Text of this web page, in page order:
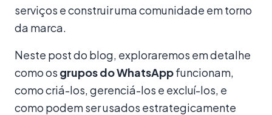
serviços e construir uma comunidade em torno
da marca.
Neste post do blog, exploraremos em detalhe
como os grupos do WhatsAppfuncionam,
como criá-los, gerenciá-los e excluí-los, e
como podem ser usados estrategicamente